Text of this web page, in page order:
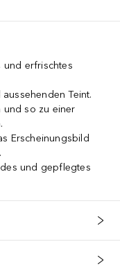
und erfrischtes
Teint.
und so zu einer
Erscheinungsbild
und gepflegtes